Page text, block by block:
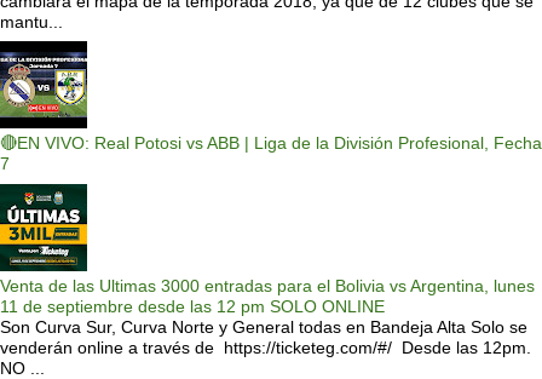
mantu...
🔴EN VIVO: Real Potosi vs ABB | Liga de la División Profesional, Fecha
7
Venta de las Ultimas 3000 entradas para el Bolivia vs Argentina, lunes
11 de septiembre desde las 12 pm SOLO ONLINE
Son Curva Sur, Curva Norte y General todas en Bandeja Alta Solo se
venderán online a través de https://ticketeg.com/#/ Desde las 12pm.
NO ...